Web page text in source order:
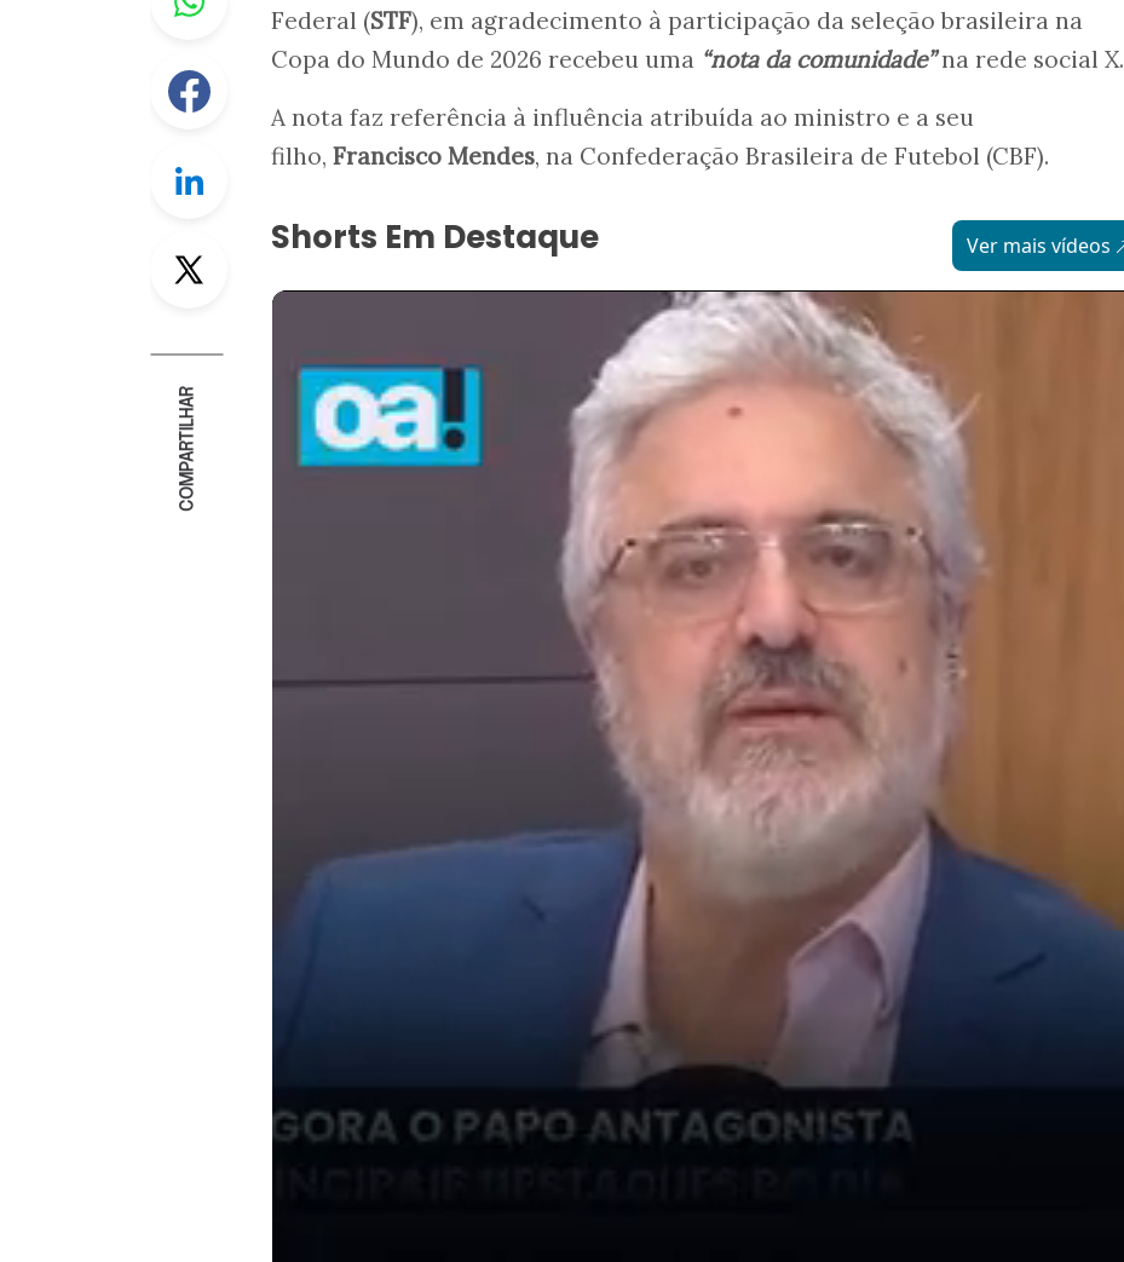
Facebook
Linkedin
Twitter
COMPARTILHAR
Federal (STF), em agradecimento à participação da seleção brasileira na
Copa do Mundo de 2026 recebeu uma “nota da comunidade”na rede social X.
A nota faz referência à influência atribuída ao ministro e a seu
filho, Francisco Mendes, na Confederação Brasileira de Futebol (CBF).
Shorts Em Destaque Ver mais vídeos